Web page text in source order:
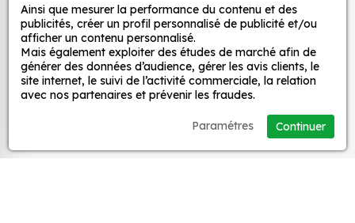
pour votre décoration.
Une installation facile : nos stickers sont faciles
à installer, même pour les débutants. Il suffit de
les décoller de leur support et de les coller sur
la surface souhaitée. Vous pouvez vous aider
Une durabilité élevée : nos stickers sont
fabriqués à partir de matériaux de haute
Nos services
Nos sites
Mon Compte
Ainsi que mesurer la performance du contenu et des
publicités, créer un profil personnalisé de publicité et/ou
afficher un contenu personnalisé.
Mais également exploiter des études de marché afin de
générer des données d’audience, gérer les avis clients, le
site internet, le suivi de l’activité commerciale, la relation
avec nos partenaires et prévenir les fraudes.
Continuer
Paramétres